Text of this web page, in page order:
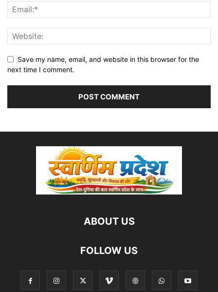
Save my name, email, and website in this browser for the
next time I comment.
ABOUT US
FOLLOW US